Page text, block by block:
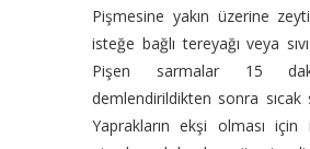
Pişmesine yakın üzerine
isteğe bağlı tereyağı veya
Pişen sarmalar 15
demlendirildikten sonra sıcak
Yaprakların ekşi olması